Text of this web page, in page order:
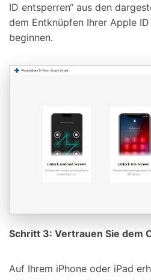
ID entsperren“ aus den
dem Entknüpfen Ihrer Apple
beginnen.
Schritt 3: Vertrauen Sie dem
Auf Ihrem iPhone oder iPad